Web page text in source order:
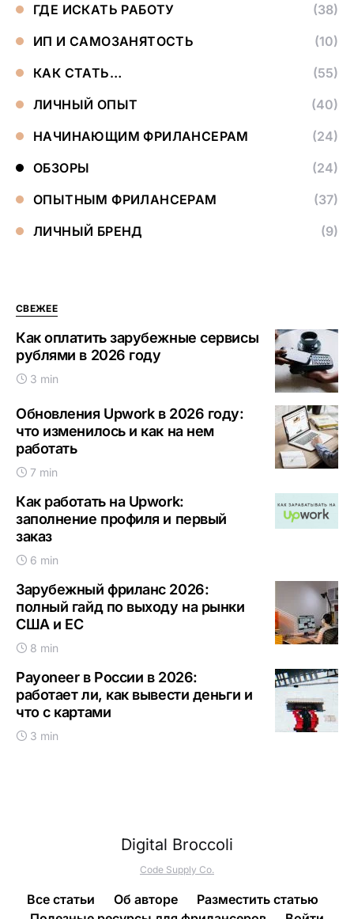
ГДЕ ИСКАТЬ РАБОТУ
(38)
ИП И САМОЗАНЯТОСТЬ
(10)
КАК СТАТЬ…
(55)
ЛИЧНЫЙ ОПЫТ
(40)
НАЧИНАЮЩИМ ФРИЛАНСЕРАМ
(24)
ОБЗОРЫ
(24)
ОПЫТНЫМ ФРИЛАНСЕРАМ
(37)
ЛИЧНЫЙ БРЕНД
(9)
СВЕЖЕЕ
Как оплатить зарубежные сервисы
рублями в 2026 году
3 min
Обновления Upwork в 2026 году:
что изменилось и как на нем
работать
7 min
Как работать на Upwork:
заполнение профиля и первый
заказ
6 min
Зарубежный фриланс 2026:
полный гайд по выходу на рынки
США и ЕС
8 min
Payoneer в России в 2026:
работает ли, как вывести деньги и
что с картами
3 min
Digital Broccoli
Code Supply Co.
Все статьи Об авторе
Разместить статью